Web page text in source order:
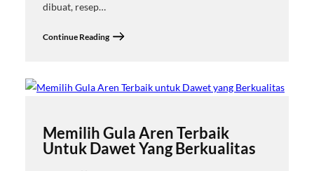
dibuat, resep…
Continue Reading
Memilih Gula Aren Terbaik
Untuk Dawet Yang Berkualitas